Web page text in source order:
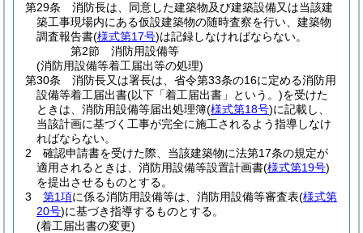
第29条
消防長は、同意した建築物及び建築設備又は当該建
築工事現場内にある仮設建築物の随時査察を行い、建築物
調査報告書(様式第17号)は記録しなければならない。
第2節
消防用設備等
(消防用設備等着工届出等の処理)
第30条
消防長又は署長は、省令第33条の16に定める消防用
設備等着工届出書(以下「着工届出書」という。)を受けた
ときは、消防用設備等届出処理簿(様式第18号)に記載し、
当該計画に基づく工事が完全に施工されるよう指導しなけ
ればならない。
2
確認申請書を受けた際、当該建築物に法第17条の規定が
適用されるときは、消防用設備等設置計画書(様式第19号)
を提出させるものとする。
3
第1項に係る消防用設備等は、消防用設備等審査表(様式第
20号)に基づき指導するものとする。
(着工届出書の変更)